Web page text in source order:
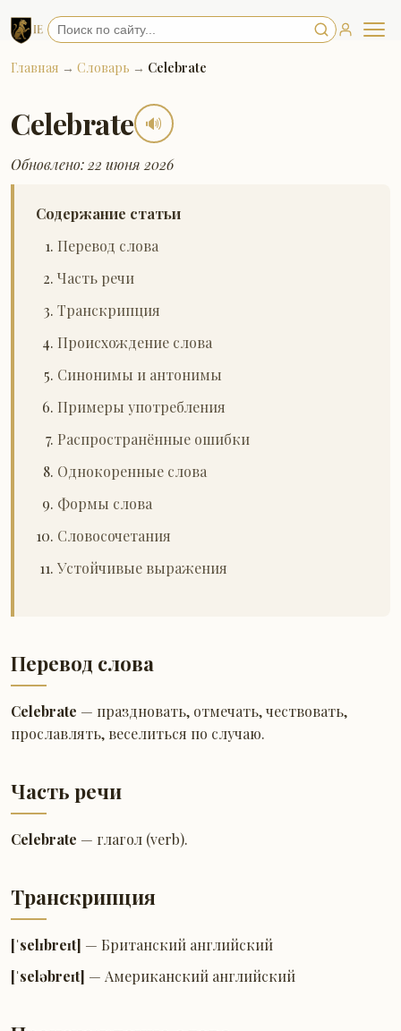
Главная → Словарь → Celebrate
Celebrate 🔊
Обновлено: 22 июня 2026
Содержание статьи
Перевод слова
Часть речи
Транскрипция
Происхождение слова
Синонимы и антонимы
Примеры употребления
Распространённые ошибки
Однокоренные слова
Формы слова
Словосочетания
Устойчивые выражения
Перевод слова
Celebrate — праздновать, отмечать, чествовать,
прославлять, веселиться по случаю.
Часть речи
Celebrate — глагол (verb).
Транскрипция
[ˈselɪbreɪt] — Британский английский
[ˈseləbreɪt] — Американский английский